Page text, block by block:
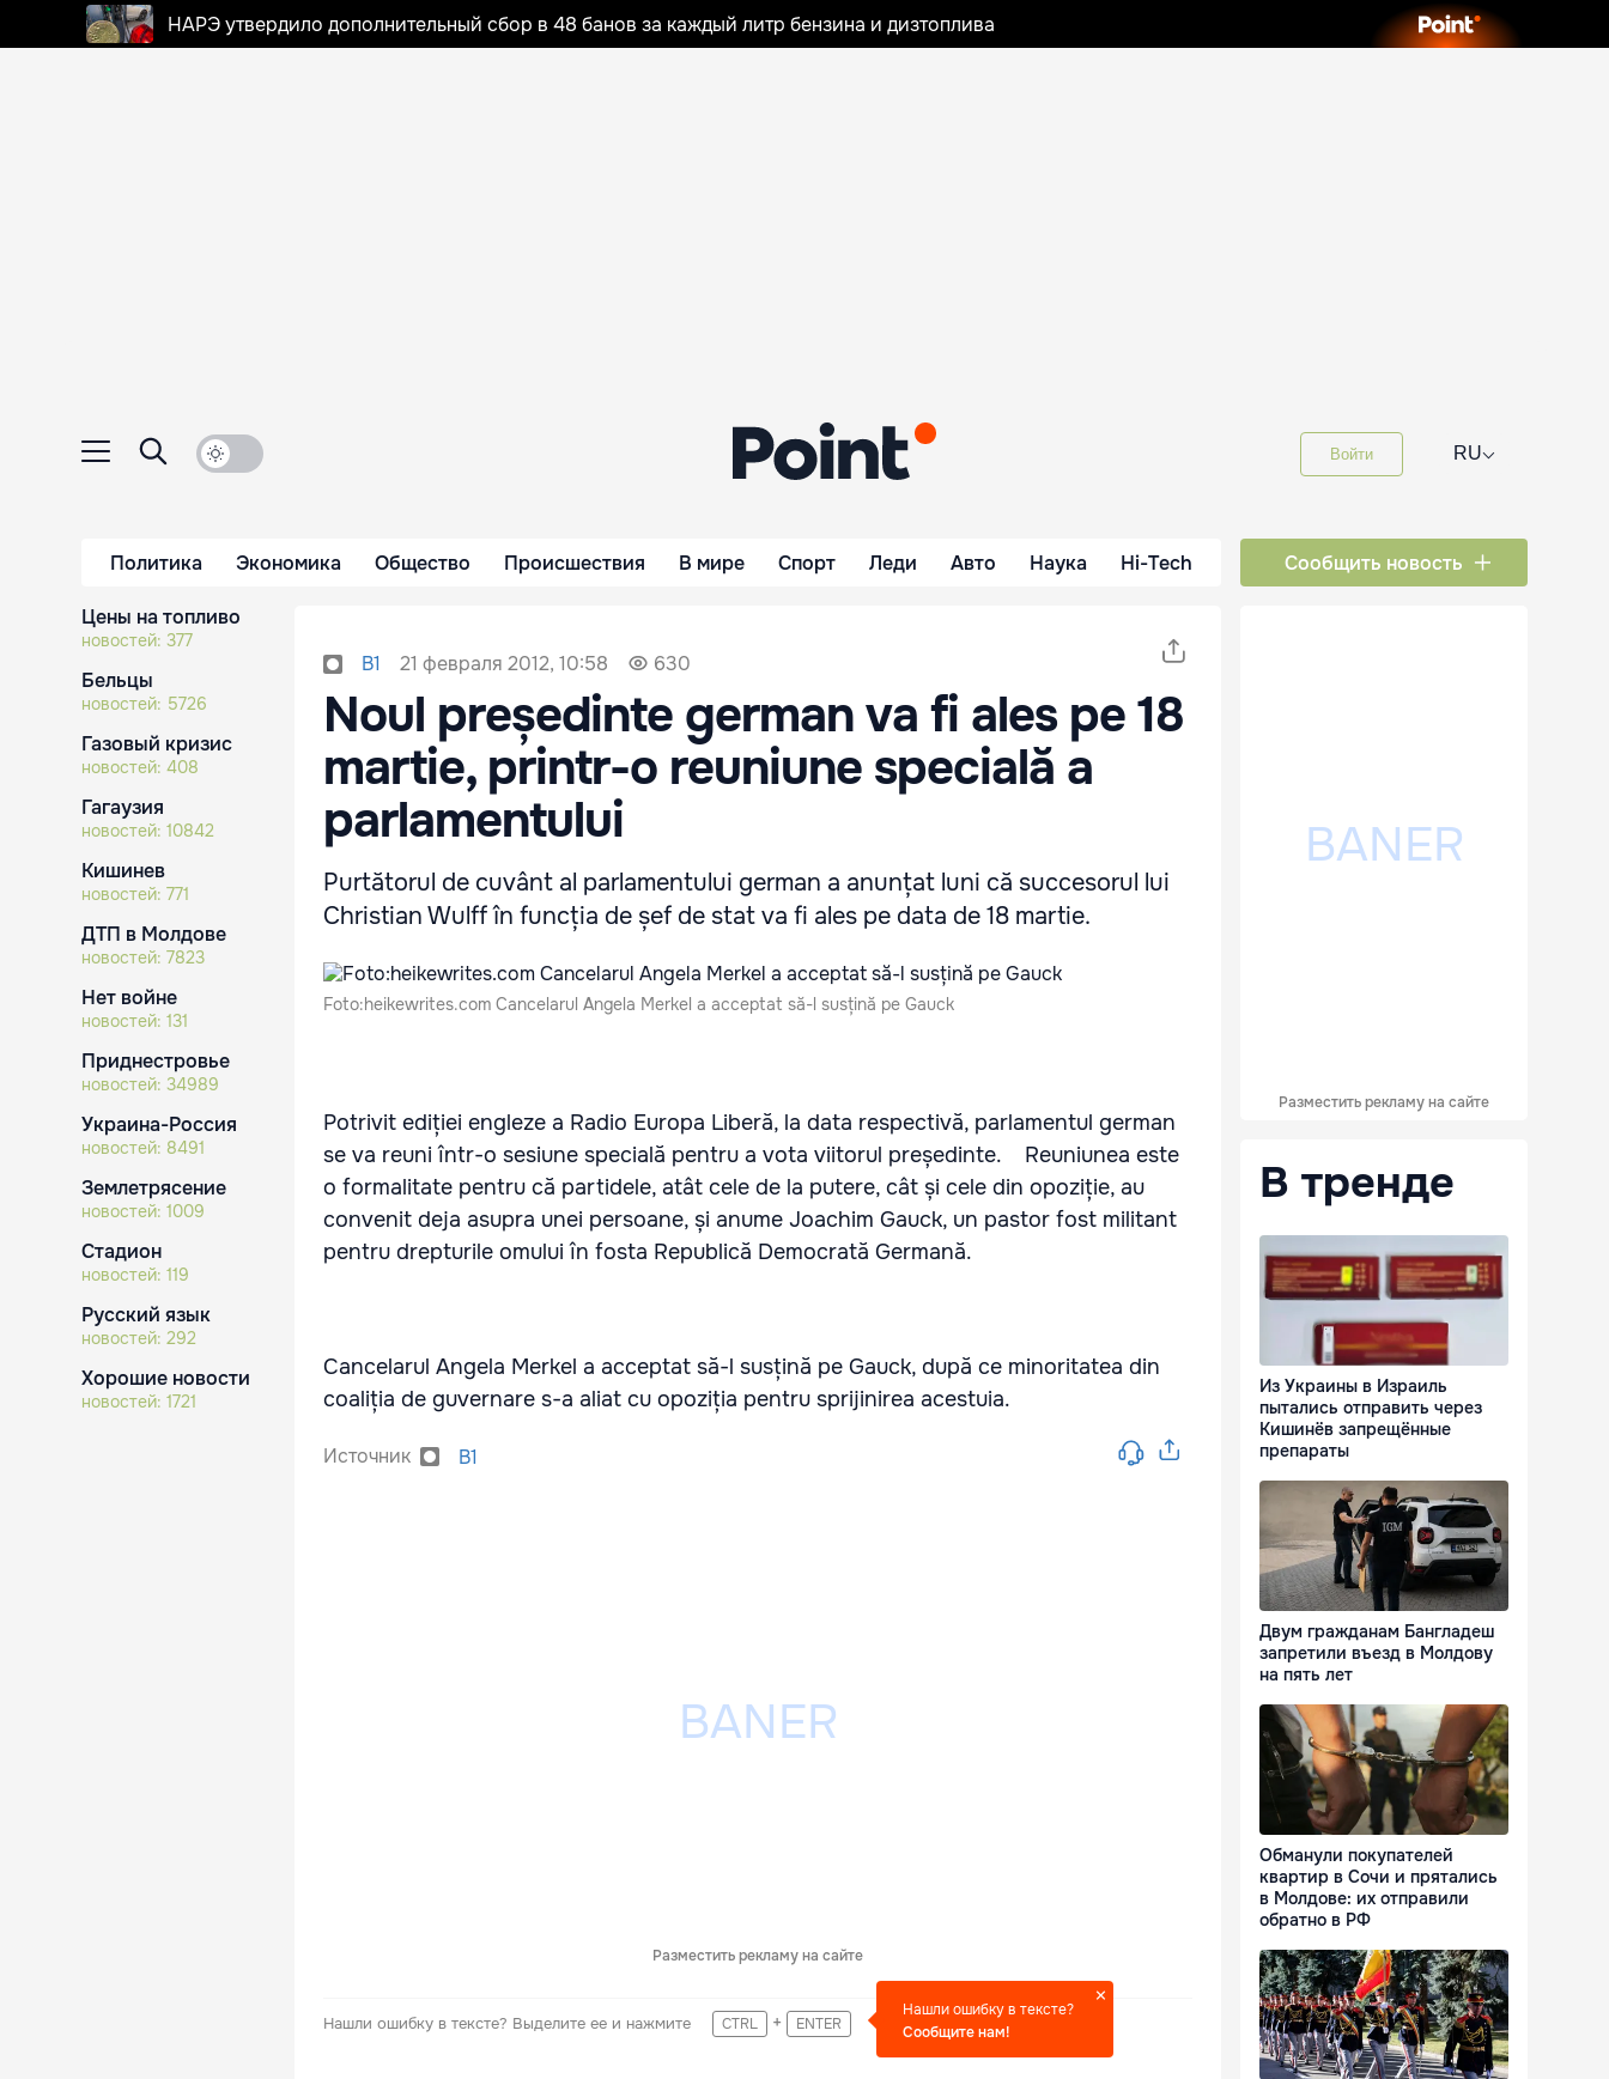
НАРЭ утвердило дополнительный сбор в 48 банов за каждый литр бензина и дизтоплива
Войти RU⌵
Политика Экономика Общество Происшествия В мире Спорт Леди Авто Наука Hi-Tech Сообщить новость
Цены на топливо
новостей: 377
Бельцы
новостей: 5726
Газовый кризис
новостей: 408
Гагаузия
новостей: 10842
Кишинев
новостей: 771
ДТП в Молдове
новостей: 7823
Нет войне
новостей: 131
Приднестровье
новостей: 34989
Украина-Россия
новостей: 8491
Землетрясение
новостей: 1009
Стадион
новостей: 119
Русский язык
новостей: 292
Хорошие новости
новостей: 1721
B1 21 февраля 2012, 10:58 630
Noul președinte german va fi ales pe 18
martie, printr-o reuniune specială a
parlamentului
Purtătorul de cuvânt al parlamentului german a anunțat luni că succesorul lui
Christian Wulff în funcția de șef de stat va fi ales pe data de 18 martie.
Foto:heikewrites.com Cancelarul Angela Merkel a acceptat să-l susțină pe Gauck
Potrivit ediției engleze a Radio Europa Liberă, la data respectivă, parlamentul german
se va reuni într-o sesiune specială pentru a vota viitorul președinte. Reuniunea este
o formalitate pentru că partidele, atât cele de la putere, cât și cele din opoziție, au
convenit deja asupra unei persoane, și anume Joachim Gauck, un pastor fost militant
pentru drepturile omului în fosta Republică Democrată Germană.
Cancelarul Angela Merkel a acceptat să-l susțină pe Gauck, după ce minoritatea din
coaliția de guvernare s-a aliat cu opoziția pentru sprijinirea acestuia.
Источник B1
Разместить рекламу на сайте
Нашли ошибку в тексте? Выделите ее и нажмите CTRL + ENTER
Нашли ошибку в тексте?
Сообщите нам!
Разместить рекламу на сайте
В тренде
Из Украины в Израиль
пытались отправить через
Кишинёв запрещённые
препараты
Двум гражданам Бангладеш
запретили въезд в Молдову
на пять лет
Обманули покупателей
квартир в Сочи и прятались
в Молдове: их отправили
обратно в РФ